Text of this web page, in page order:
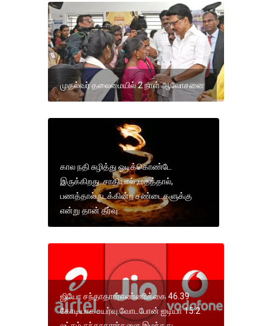
முதல்வர் தலைமையில் 2 நாள் ஆலோசனை
கால நதி சுழித்து ஓடிக்கொண்டே
இருக்கிறது..சாதியால் ,மதத்தால்,
பணத்தால் நடக்கின்ற சண்டைகளுக்கு
என்று தான் தீர்வு
ஜியோ சந்தாதாரர்எண்ணிக்கை 46.39
கோடியாக உயர்வு.வோடபோன் ஐடியா 15.2